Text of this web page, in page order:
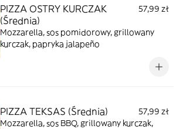
PIZZA OSTRY KURCZAK
(Średnia)
57,99 zł
Mozzarella, sos pomidorowy, grillowany
kurczak, papryka jalapeño
PIZZA TEKSAS (Średnia)
57,99 zł
Mozzarella, sos BBQ, grillowany kurczak,